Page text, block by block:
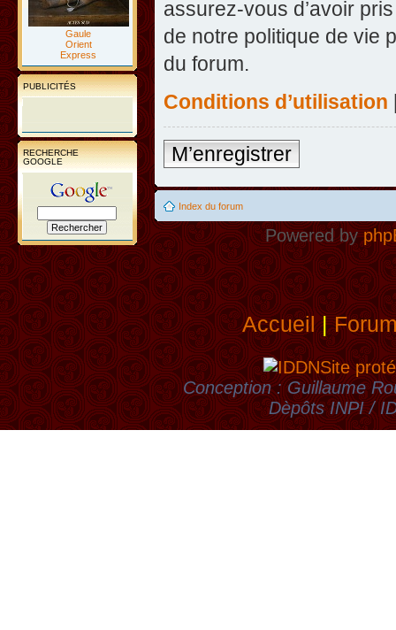
Gaule
Orient
Express
PUBLICITÉS
RECHERCHE
GOOGLE
assurez-vous d’avoir
de notre politique de vie
du forum.
Conditions d’utilisation
M’enregistrer
Index du forum
Powered by
Accueil|
Site
Conception : Guillaume
Dèpôts INPI /